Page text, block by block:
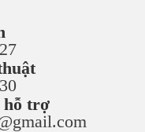
hỗ trợ